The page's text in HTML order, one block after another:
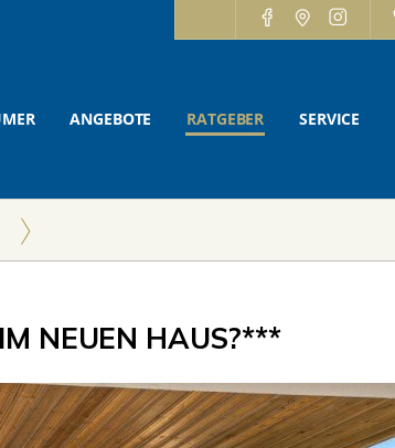
ANGEBOTE RATGEBER SERVICE
NEUEN HAUS?***